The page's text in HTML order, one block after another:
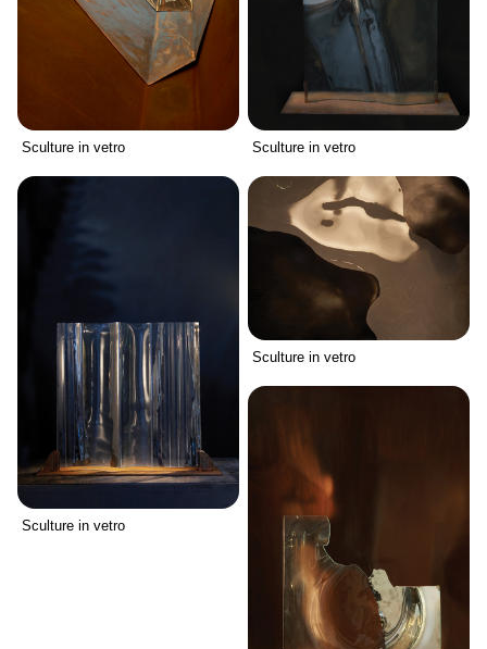
Sculture in vetro Sculture in vetro
Sculture in vetro
Sculture in vetro